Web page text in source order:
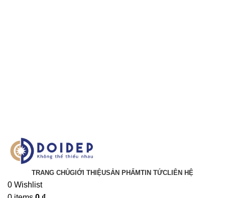
TRANG CHỦGIỚI THIỆUSẢN PHẨMTIN TỨCLIÊN HỆ
0 Wishlist